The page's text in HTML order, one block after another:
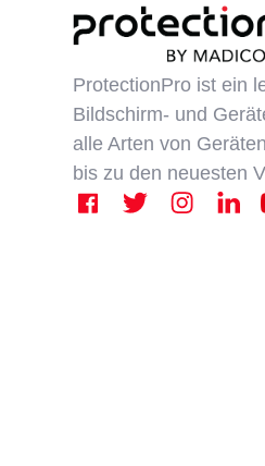
ProtectionPro ist ein
Bildschirm- und
alle Arten von
bis zu den neuesten